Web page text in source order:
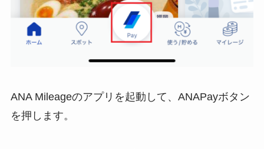
ANA Mileageのアプリを起動して、ANAPayボタン
を押します。